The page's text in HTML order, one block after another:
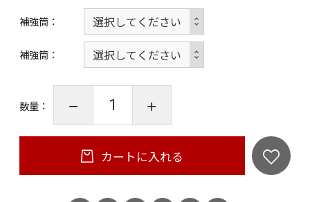
補強筒
補強筒
数量：
カートに入れる